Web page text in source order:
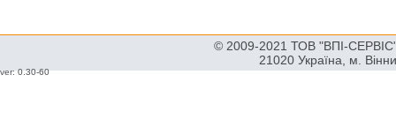
© 2009-2021 ТОВ "ВПІ-
21020 Україна, м.
ver: 0.30-60